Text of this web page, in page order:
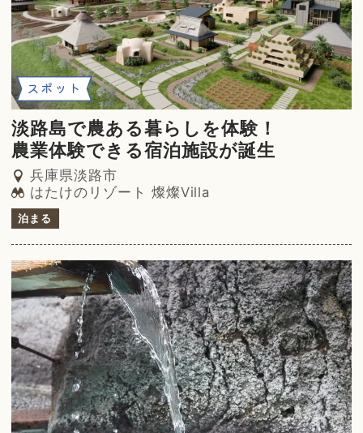
スポット
淡路島で農ある暮らしを体験！
農業体験できる宿泊施設が誕生
兵庫県淡路市
はたけのリゾート 燦燦Villa
泊まる